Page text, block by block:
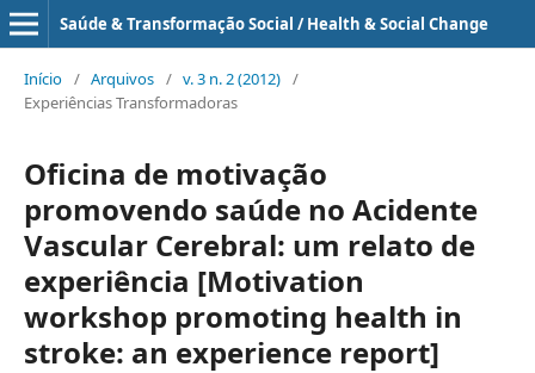
Saúde & Transformação Social / Health & Social Change
Início / Arquivos / v. 3 n. 2 (2012) /
Experiências Transformadoras
Oficina de motivação
promovendo saúde no Acidente
Vascular Cerebral: um relato de
experiência [Motivation
workshop promoting health in
stroke: an experience report]